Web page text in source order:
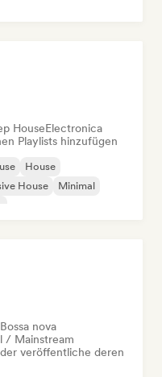
HouseElectronica
Playlists hinzufügen
House
House
Minimal
Bossa nova
/ Mainstream
veröffentliche deren